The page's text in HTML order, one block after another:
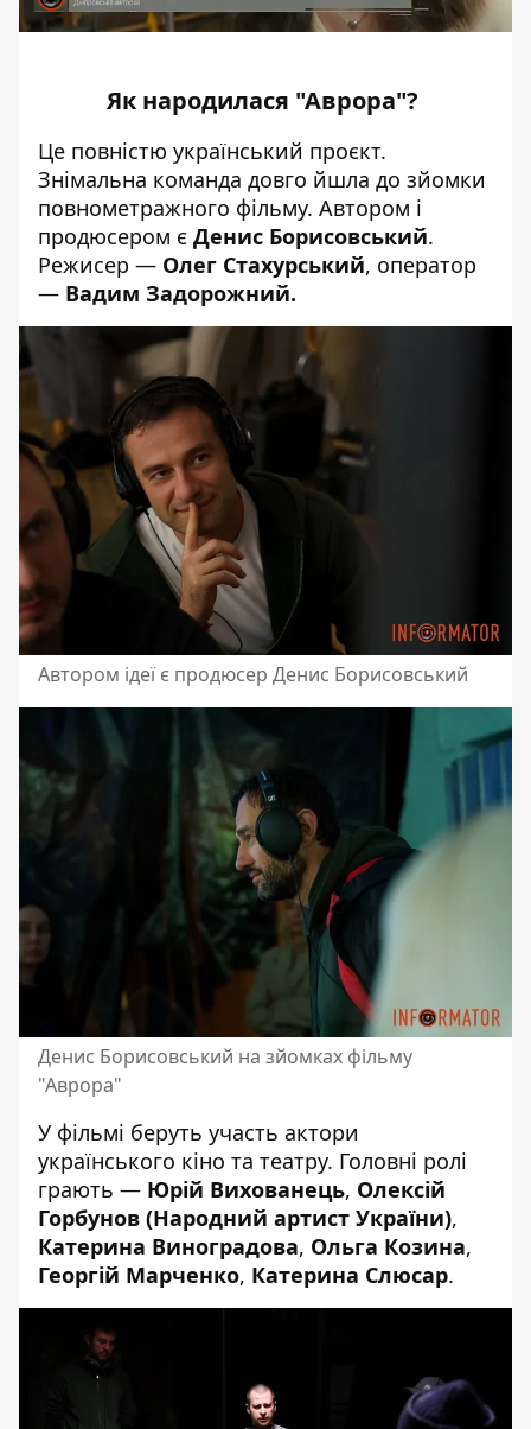
Як народилася "Аврора"?
Це повністю український проєкт.
Знімальна команда довго йшла до зйомки
повнометражного фільму. Автором і
продюсером є Денис Борисовський.
Режисер — Олег Стахурський, оператор
— Вадим Задорожний.
Автором ідеї є продюсер Денис Борисовський
Денис Борисовський на зйомках фільму
"Аврора"
У фільмі беруть участь актори
українського кіно та театру. Головні ролі
грають — Юрій Вихованець, Олексій
Горбунов (Народний артист України),
Катерина Виноградова, Ольга Козина,
Георгій Марченко, Катерина Слюсар.